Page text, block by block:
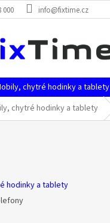
000 info@fixtime.cz
chytré hodinky a tablety
chytré hodinky a tablety
hodinky a tablety